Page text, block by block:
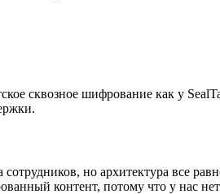
сквозное шифрование как у
но архитектура все
контент, потому что у нас